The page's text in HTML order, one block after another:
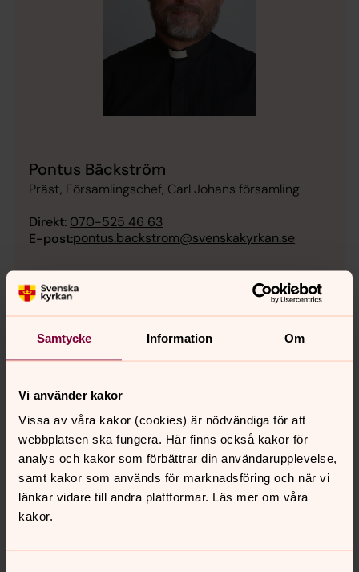
Samtycke Information Om
Vi använder kakor
Vissa av våra kakor (cookies) är nödvändiga för att
webbplatsen ska fungera. Här finns också kakor för
analys och kakor som förbättrar din användarupplevelse,
samt kakor som används för marknadsföring och när vi
länkar vidare till andra plattformar. Läs mer om våra
kakor.
Pontus Bäckström
Präst, Församlingschef, Carl Johans församling
Direkt: 070-525 46 63
E-post:pontus.backstrom@svenskakyrkan.se
9 maj - Himmelsfärd och jordeliv
Pilgrimsvandring med Petra Carlsson Redell, präst och
författare till "Gråstensteologi". Följ med på en heldag i
Gudstjänst
Under Carl Johans kyrkas renovering firar vi våra
gudstjänster i församlingshemmet, samt några enstaka
gudstjänster i S:ta Birgittas kapell och Kungsladugårds
kyrka.